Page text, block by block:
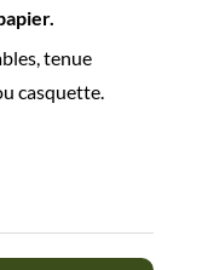
tenue
casquette.